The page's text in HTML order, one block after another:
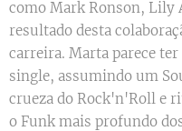
como Mark Ronson, Lily
resultado desta
carreira. Marta parece
single, assumindo um
crueza do Rock'n'Roll e
o Funk mais profundo